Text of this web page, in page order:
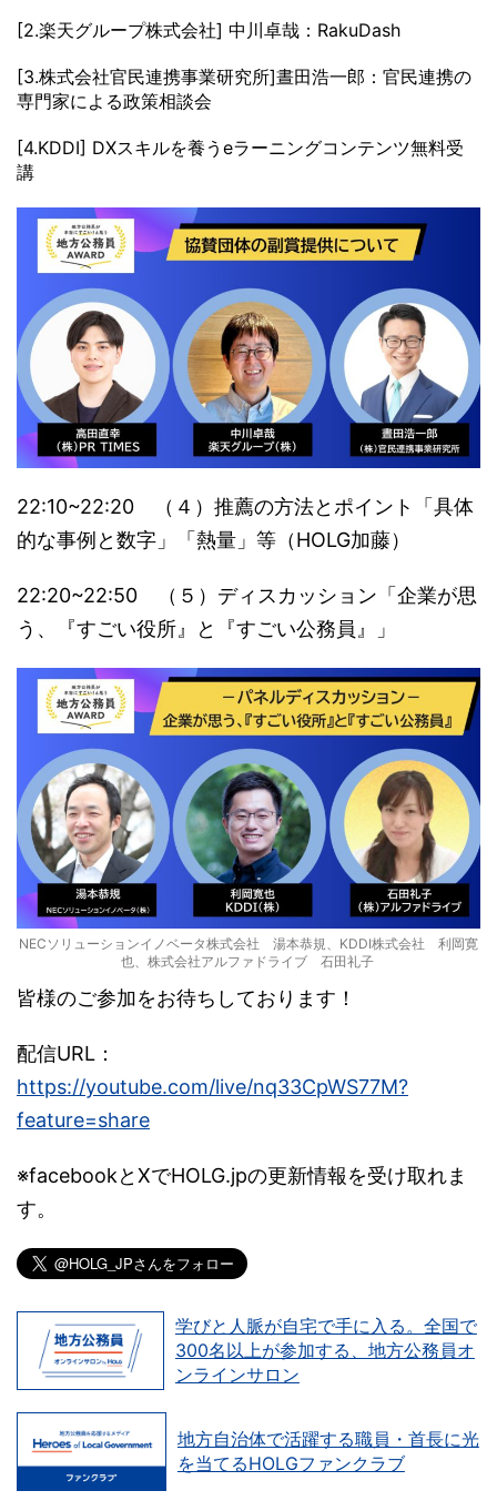
[2.楽天グループ株式会社] 中川卓哉：RakuDash
[3.株式会社官民連携事業研究所]晝田浩一郎：官民連携の
専門家による政策相談会
[4.KDDI] DXスキルを養うeラーニングコンテンツ無料受
講
22:10~22:20 （４）推薦の方法とポイント「具体
的な事例と数字」「熱量」等（HOLG加藤）
22:20~22:50 （５）ディスカッション「企業が思
う、『すごい役所』と『すごい公務員』」
NECソリューションイノベータ株式会社 湯本恭規、KDDI株式会社 利岡寛
也、株式会社アルファドライブ 石田礼子
皆様のご参加をお待ちしております！
配信URL：
https://youtube.com/live/nq33CpWS77M?
feature=share
※facebookとXでHOLG.jpの更新情報を受け取れま
す。
学びと人脈が自宅で手に入る。全国で
300名以上が参加する、地方公務員オ
ンラインサロン
地方自治体で活躍する職員・首長に光
を当てるHOLGファンクラブ